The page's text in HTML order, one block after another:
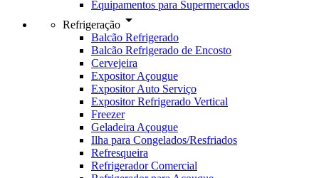
Equipamentos para Supermercados
Refrigeração arrow_drop_down
Balcão Refrigerado
Balcão Refrigerado de Encosto
Cervejeira
Expositor Açougue
Expositor Auto Serviço
Expositor Refrigerado Vertical
Freezer
Geladeira Açougue
Ilha para Congelados/Resfriados
Refresqueira
Refrigerador Comercial